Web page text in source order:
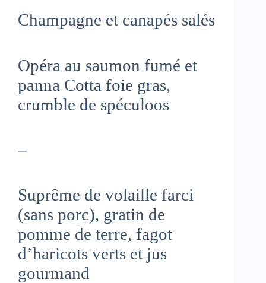
Champagne et canapés salés
Opéra au saumon fumé et
panna Cotta foie gras,
crumble de spéculoos
–
Suprême de volaille farci
(sans porc), gratin de
pomme de terre, fagot
d’haricots verts et jus
gourmand